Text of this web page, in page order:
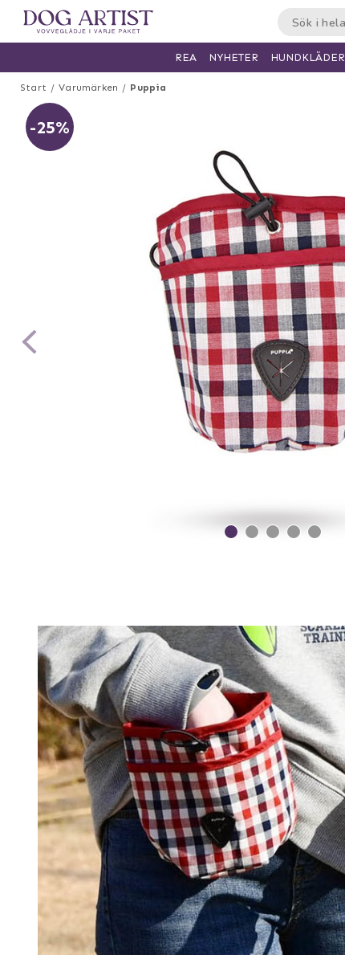
Start Varumärken Puppia
-25%
REA NYHETER HUNDKLÄDER